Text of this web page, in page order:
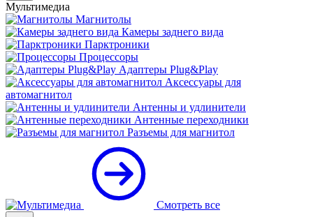
Мультимедиа
Магнитолы
Камеры заднего вида
Парктроники
Процессоры
Адаптеры Plug&Play
Аксессуары для
автомагнитол
Антенны и удлинители
Антенные переходники
Разъемы для магнитол
Смотреть все